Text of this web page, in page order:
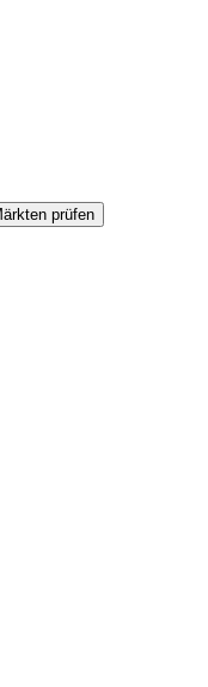
prüfen